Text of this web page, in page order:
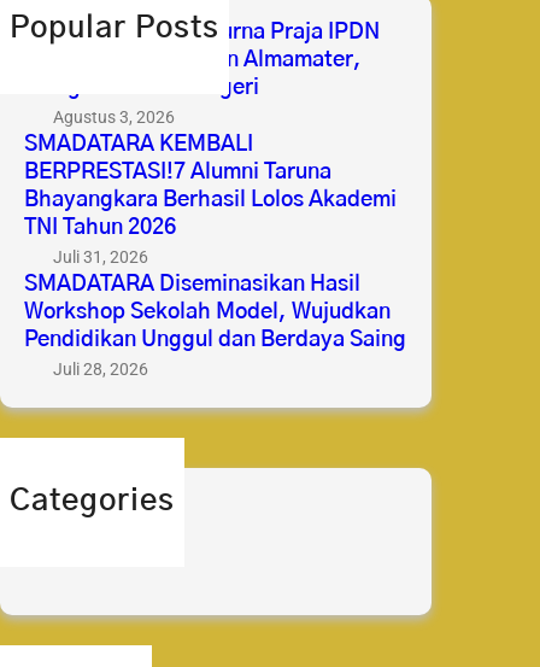
h
Popular Posts
Selamat & Sukses Purna Praja IPDN
2026 Membanggakan Almamater,
Mengabdi untuk Negeri
Agustus 3, 2026
SMADATARA KEMBALI
BERPRESTASI!7 Alumni Taruna
Bhayangkara Berhasil Lolos Akademi
TNI Tahun 2026
Juli 31, 2026
SMADATARA Diseminasikan Hasil
Workshop Sekolah Model, Wujudkan
Pendidikan Unggul dan Berdaya Saing
Juli 28, 2026
Categories